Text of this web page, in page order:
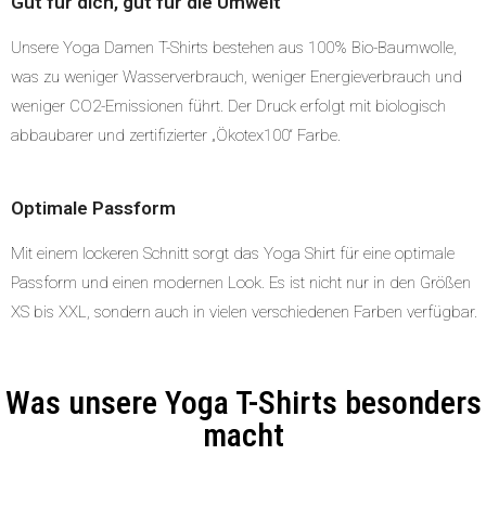
Unsere Yoga Damen T-Shirts bestehen aus 100% Bio-Baumwolle,
was zu weniger Wasserverbrauch, weniger Energieverbrauch und
weniger CO2-Emissionen führt. Der Druck erfolgt mit biologisch
abbaubarer und zertifizierter „Ökotex100“ Farbe.
Optimale Passform
Mit einem lockeren Schnitt sorgt das Yoga Shirt für eine optimale
Passform und einen modernen Look. Es ist nicht nur in den Größen
XS bis XXL, sondern auch in vielen verschiedenen Farben verfügbar.
Was unsere Yoga T-Shirts besonders
macht